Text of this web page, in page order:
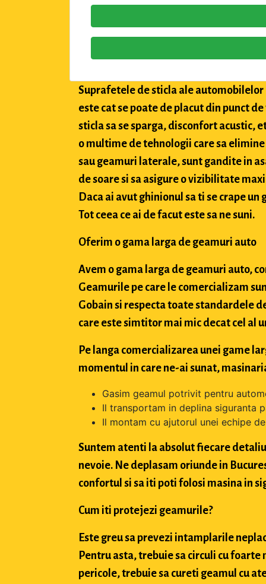
Suprafetele de sticla ale automobilelor
este cat se poate de placut din punct
sticla sa se sparga, disconfort acustic,
o multime de tehnologii care sa
sau geamuri laterale, sunt gandite in
de soare si sa asigure o vizibilitate
Daca ai avut ghinionul sa ti se crape
Tot ceea ce ai de facut este sa ne suni.
Oferim o gama larga de geamuri auto
Avem o gama larga de geamuri auto,
Geamurile pe care le comercializam
Gobain si respecta toate standardele
care este simtitor mai mic decat cel al
Pe langa comercializarea unei game
momentul in care ne-ai sunat,
Gasim geamul potrivit pentru
Il transportam in deplina siguranta
Il montam cu ajutorul unei echipe
Suntem atenti la absolut fiecare
nevoie. Ne deplasam oriunde in
confortul si sa iti poti folosi masina in
Cum iti protejezi geamurile?
Este greu sa prevezi intamplarile
Pentru asta, trebuie sa circuli cu
pericole, trebuie sa cureti geamul cu